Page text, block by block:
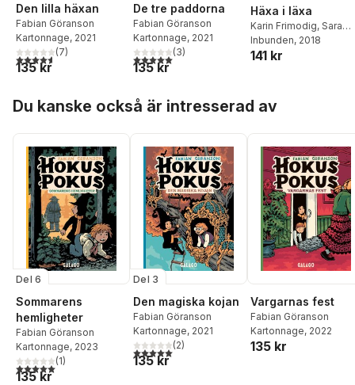
Den lilla häxan
Fabian Göranson
Kartonnage, 2021
4,6utav 5 stjärnor. Totalt antal röster:
(7)
135 kr
De tre paddorna
Fabian Göranson
Kartonnage, 2021
5,0utav 5 stjärnor. Totalt antal röster:
(3)
135 kr
Häxa i läxa
Karin Frimodig, Sara
Berg
Inbunden, 2018
141 kr
Du kanske också är intresserad av
Del 6
Sommarens
hemligheter
Fabian Göranson
Kartonnage, 2023
5,0utav 5 stjärnor. Totalt antal röster:
(1)
135 kr
Del 3
Den magiska kojan
Fabian Göranson
Kartonnage, 2021
5,0utav 5 stjärnor. Totalt antal röster:
(2)
135 kr
Vargarnas fest
Fabian Göranson
Kartonnage, 2022
135 kr